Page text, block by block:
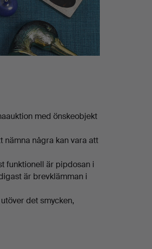
med önskeobjekt
nämna några kan vara att
funktionell är pipdosan i
är brevklämman i
det smycken,